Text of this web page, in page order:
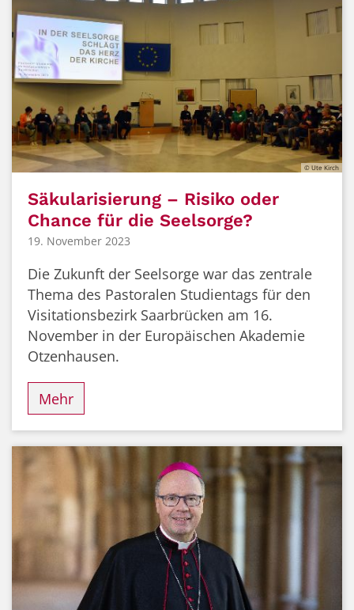
© Ute Kirch
Säkularisierung – Risiko oder
Chance für die Seelsorge?
19. November 2023
Die Zukunft der Seelsorge war das zentrale
Thema des Pastoralen Studientags für den
Visitationsbezirk Saarbrücken am 16.
November in der Europäischen Akademie
Otzenhausen.
Mehr